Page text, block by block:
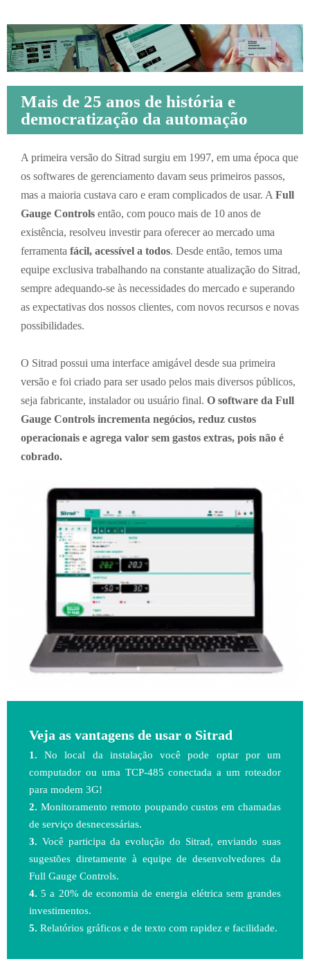
Mais de 25 anos de história e
democratização da automação
A primeira versão do Sitrad surgiu em 1997, em uma época que
os softwares de gerenciamento davam seus primeiros passos,
mas a maioria custava caro e eram complicados de usar. A Full
Gauge Controls então, com pouco mais de 10 anos de
existência, resolveu investir para oferecer ao mercado uma
ferramenta fácil, acessível a todos. Desde então, temos uma
equipe exclusiva trabalhando na constante atualização do Sitrad,
sempre adequando-se às necessidades do mercado e superando
as expectativas dos nossos clientes, com novos recursos e novas
possibilidades.
O Sitrad possui uma interface amigável desde sua primeira
versão e foi criado para ser usado pelos mais diversos públicos,
seja fabricante, instalador ou usuário final. O software da Full
Gauge Controls incrementa negócios, reduz custos
operacionais e agrega valor sem gastos extras, pois não é
cobrado.
Veja as vantagens de usar o Sitrad
1. No local da instalação você pode optar por um
computador ou uma TCP-485 conectada a um roteador
para modem 3G!
2. Monitoramento remoto poupando custos em chamadas
de serviço desnecessárias.
3. Você participa da evolução do Sitrad, enviando suas
sugestões diretamente à equipe de desenvolvedores da
Full Gauge Controls.
4. 5 a 20% de economia de energia elétrica sem grandes
investimentos.
5. Relatórios gráficos e de texto com rapidez e facilidade.